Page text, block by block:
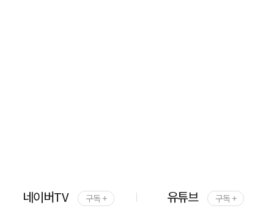
네이버TV 구독 + 유튜브 구독 +